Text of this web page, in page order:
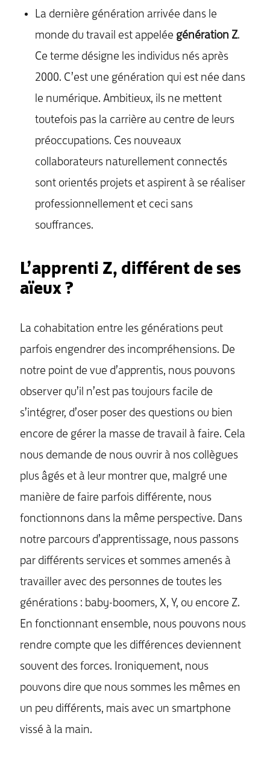
La dernière génération arrivée dans le
monde du travail est appelée génération Z.
Ce terme désigne les individus nés après
2000. C’est une génération qui est née dans
le numérique. Ambitieux, ils ne mettent
toutefois pas la carrière au centre de leurs
préoccupations. Ces nouveaux
collaborateurs naturellement connectés
sont orientés projets et aspirent à se réaliser
professionnellement et ceci sans
souffrances.
L’apprenti Z, différent de ses
aïeux ?
La cohabitation entre les générations peut
parfois engendrer des incompréhensions. De
notre point de vue d’apprentis, nous pouvons
observer qu’il n’est pas toujours facile de
s’intégrer, d’oser poser des questions ou bien
encore de gérer la masse de travail à faire. Cela
nous demande de nous ouvrir à nos collègues
plus âgés et à leur montrer que, malgré une
manière de faire parfois différente, nous
fonctionnons dans la même perspective. Dans
notre parcours d’apprentissage, nous passons
par différents services et sommes amenés à
travailler avec des personnes de toutes les
générations : baby-boomers, X, Y, ou encore Z.
En fonctionnant ensemble, nous pouvons nous
rendre compte que les différences deviennent
souvent des forces. Ironiquement, nous
pouvons dire que nous sommes les mêmes en
un peu différents, mais avec un smartphone
vissé à la main.